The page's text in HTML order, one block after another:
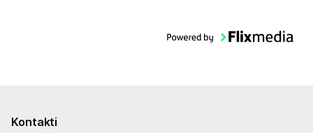
Kontakti